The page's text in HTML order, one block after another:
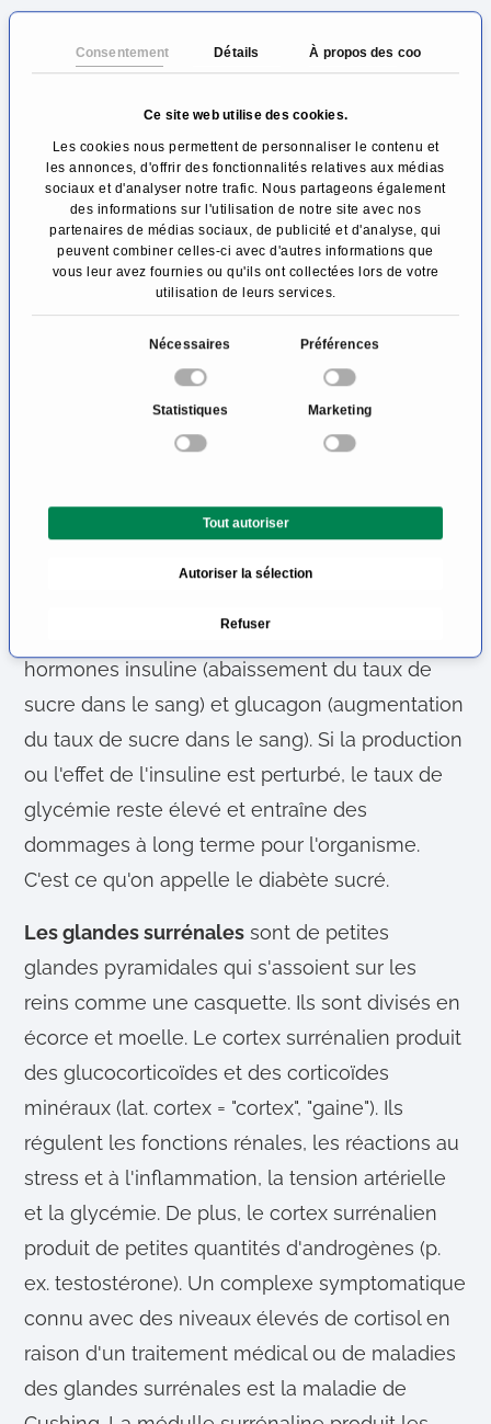
Consentement Détails À propos des cookies
Ce site web utilise des cookies.
Les cookies nous permettent de personnaliser le contenu et
les annonces, d'offrir des fonctionnalités relatives aux médias
sociaux et d'analyser notre trafic. Nous partageons également
des informations sur l'utilisation de notre site avec nos
partenaires de médias sociaux, de publicité et d'analyse, qui
peuvent combiner celles-ci avec d'autres informations que
vous leur avez fournies ou qu'ils ont collectées lors de votre
utilisation de leurs services.
o
s
e
e
m
n
Nécessaires Préférences
Statistiques Marketing
Tout autoriser
Autoriser la sélection
Refuser
pour produire des hormones. Les maladies les
plus importantes sont l'hyperthyroïdie,
la glande thyroïde). L'hyperfonction mène à
l'agitation, à la tachycardie, à la perte de poids
et à l'augmentation de la température, tandis
que l'hypothyroïdie mène à la fatigue, à
l'hypotension artérielle et au gain de poids.
Les parathyroïdessont de minuscules corps
sur le dos de la thyroïde. Dans la plupart des
cas, les humains en ont quatre. Ils produisent
l'hormone parathyroïde, qui influence le taux
de calcium dans le sang et peut donc jouer un
seulement des hormones, mais aussi des
sécrétions pour le tube digestif. La fonction la
de la glycémie. De plus, il peut libérer les
hormones insuline (abaissement du taux de
sucre dans le sang) et glucagon (augmentation
du taux de sucre dans le sang). Si la production
ou l'effet de l'insuline est perturbé, le taux de
glycémie reste élevé et entraîne des
dommages à long terme pour l'organisme.
C'est ce qu'on appelle le diabète sucré.
Les glandes surrénales sont de petites
glandes pyramidales qui s'assoient sur les
reins comme une casquette. Ils sont divisés en
écorce et moelle. Le cortex surrénalien produit
des glucocorticoïdes et des corticoïdes
minéraux (lat. cortex = "cortex", "gaine"). Ils
régulent les fonctions rénales, les réactions au
stress et à l'inflammation, la tension artérielle
et la glycémie. De plus, le cortex surrénalien
produit de petites quantités d'androgènes (p.
ex. testostérone). Un complexe symptomatique
connu avec des niveaux élevés de cortisol en
raison d'un traitement médical ou de maladies
des glandes surrénales est la maladie de